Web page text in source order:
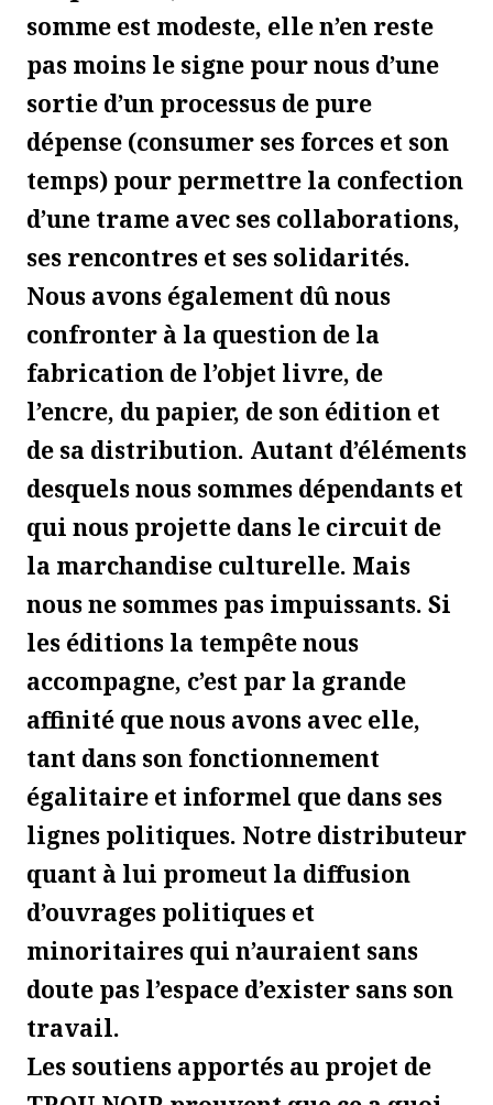
somme est modeste, elle n’en reste
pas moins le signe pour nous d’une
sortie d’un processus de pure
dépense (consumer ses forces et son
temps) pour permettre la confection
d’une trame avec ses collaborations,
ses rencontres et ses solidarités.
Nous avons également dû nous
confronter à la question de la
fabrication de l’objet livre, de
l’encre, du papier, de son édition et
de sa distribution. Autant d’éléments
desquels nous sommes dépendants et
qui nous projette dans le circuit de
la marchandise culturelle. Mais
nous ne sommes pas impuissants. Si
les éditions la tempête nous
accompagne, c’est par la grande
affinité que nous avons avec elle,
tant dans son fonctionnement
égalitaire et informel que dans ses
lignes politiques. Notre distributeur
quant à lui promeut la diffusion
d’ouvrages politiques et
minoritaires qui n’auraient sans
doute pas l’espace d’exister sans son
travail.
Les soutiens apportés au projet de